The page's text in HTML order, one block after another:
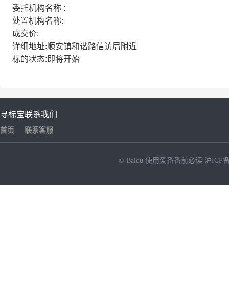
委托机构名称 :
处置机构名称:
成交价:
详细地址:顺安镇和谐路信访局附近
标的状态:即将开始
寻标宝
首页
联系我们
联系客服
© Baidu 使用爱番番前必读 沪ICP